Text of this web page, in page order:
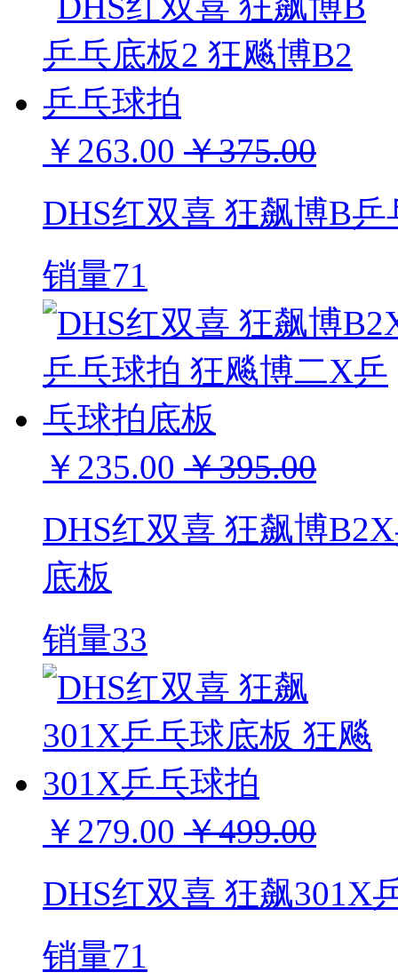
￥263.00 ￥375.00
DHS红双喜 狂飙博B
销量71
￥235.00 ￥395.00
DHS红双喜 狂飙博
底板
销量33
￥279.00 ￥499.00
DHS红双喜 狂飙301X
销量71